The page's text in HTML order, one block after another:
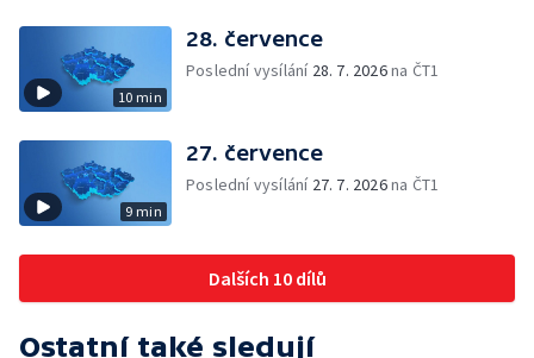
10 min
28. července
Poslední vysílání 28. 7. 2026na ČT1
9 min
27. července
Poslední vysílání 27. 7. 2026na ČT1
Dalších 10 dílů
Ostatní také sledují